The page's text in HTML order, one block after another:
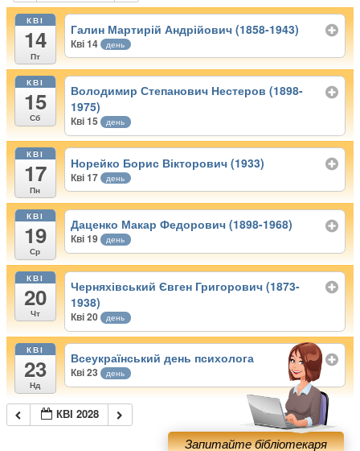
КВІ
14
Пт
Галин Мартирій Андрійович (1858-1943)
Кві 14 день
КВІ
15
Сб
Володимир Степанович Нестеров (1898-
1975)
Кві 15 день
КВІ
17
Пн
Норейко Борис Вікторович (1933)
Кві 17 день
КВІ
19
Ср
Даценко Макар Федорович (1898-1968)
Кві 19 день
КВІ
20
Чт
Черняхівський Євген Григорович (1873-
1938)
Кві 20 день
КВІ
23
Нд
Всеукраїнський день психолога
Кві 23 день
КВІ 2028